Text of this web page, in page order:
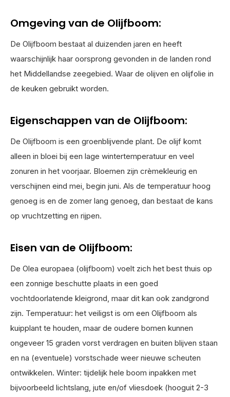
Omgeving van de Olijfboom:
De Olijfboom bestaat al duizenden jaren en heeft
waarschijnlijk haar oorsprong gevonden in de landen rond
het Middellandse zeegebied. Waar de olijven en olijfolie in
de keuken gebruikt worden.
Eigenschappen van de Olijfboom:
De Olijfboom is een groenblijvende plant. De olijf komt
alleen in bloei bij een lage wintertemperatuur en veel
zonuren in het voorjaar. Bloemen zijn crèmekleurig en
verschijnen eind mei, begin juni. Als de temperatuur hoog
genoeg is en de zomer lang genoeg, dan bestaat de kans
op vruchtzetting en rijpen.
Eisen van de Olijfboom:
De Olea europaea (olijfboom) voelt zich het best thuis op
een zonnige beschutte plaats in een goed
vochtdoorlatende kleigrond, maar dit kan ook zandgrond
zijn. Temperatuur: het veiligst is om een Olijfboom als
kuipplant te houden, maar de oudere bomen kunnen
ongeveer 15 graden vorst verdragen en buiten blijven staan
en na (eventuele) vorstschade weer nieuwe scheuten
ontwikkelen. Winter: tijdelijk hele boom inpakken met
bijvoorbeeld lichtslang, jute en/of vliesdoek (hooguit 2-3